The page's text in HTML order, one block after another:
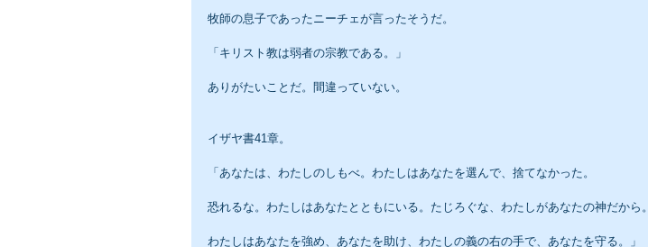
牧師の息子であったニーチェが言ったそうだ。
「キリスト教は弱者の宗教である。」
ありがたいことだ。間違っていない。
イザヤ書41章。
「あなたは、わたしのしもべ。わたしはあなたを選んで、捨てなかった。
恐れるな。わたしはあなたとともにいる。たじろぐな、わたしがあなたの神だから。
わたしはあなたを強め、あなたを助け、わたしの義の右の手で、あなたを守る。」